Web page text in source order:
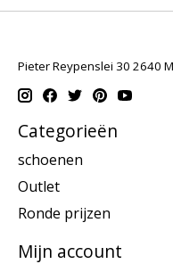
Pieter Reypenslei 30 2640
Categorieën
schoenen
Outlet
Ronde prijzen
Mijn account